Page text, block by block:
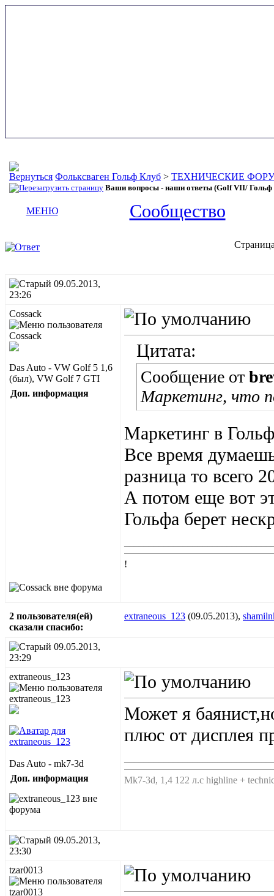
Фольксваген Гольф Клуб > ТЕХНИЧЕСКИЕ
Ваши вопросы - наши ответы (Golf VII/ Гольф
МЕНЮ Сообщество
09.05.2013,
23:26
Cossack
Das Auto - VW Golf 5 1,6
(был), VW Golf 7 GTI
Доп. информация
Цитата:
Сообщение от
Маркетинг, что
Маркетинг в
Все время
разница то всего
А потом еще вот
Гольфа берет
!
2 пользователя(ей)
сказали cпасибо:
extraneous_123 (09.05.2013),
09.05.2013,
23:29
extraneous_123
Das Auto - mk7-3d
Доп. информация
Может я
плюс от дисплея
Мk7-3d, 1,4 122 л.с highline +
09.05.2013,
23:30
tzar0013